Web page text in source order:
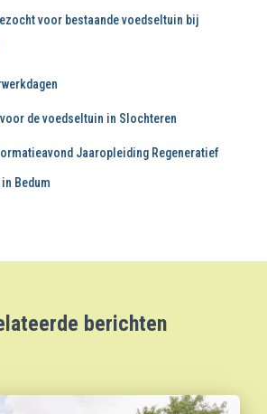
voor bestaande voedseltuin bij
de voedseltuin in Slochteren
Jaaropleiding Regeneratief
Bedum
berichten